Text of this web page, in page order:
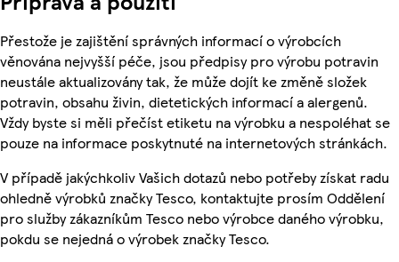
Přestože je zajištění správných informací o výrobcích
věnována nejvyšší péče, jsou předpisy pro výrobu potravin
neustále aktualizovány tak, že může dojít ke změně složek
potravin, obsahu živin, dietetických informací a alergenů.
Vždy byste si měli přečíst etiketu na výrobku a nespoléhat se
pouze na informace poskytnuté na internetových stránkách.
V případě jakýchkoliv Vašich dotazů nebo potřeby získat radu
ohledně výrobků značky Tesco, kontaktujte prosím Oddělení
pro služby zákazníkům Tesco nebo výrobce daného výrobku,
pokdu se nejedná o výrobek značky Tesco.